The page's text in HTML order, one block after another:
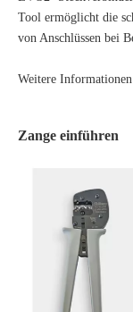
Tool ermöglicht die
von Anschlüssen bei
Weitere
Zange einführen